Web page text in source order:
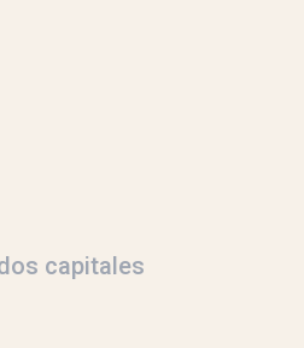
capitales